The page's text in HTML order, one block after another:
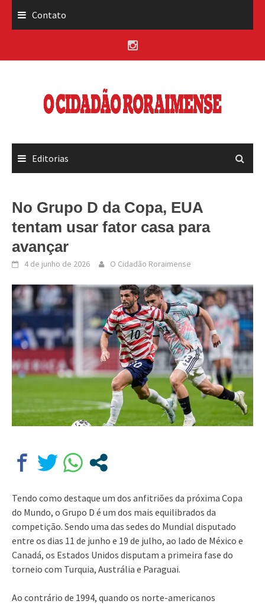
Contato
Editorias
No Grupo D da Copa, EUA
tentam usar fator casa para
avançar
4 de junho de 2026 O Cidadão Roraimense
Tendo como destaque um dos anfitriões da próxima Copa
do Mundo, o Grupo D é um dos mais equilibrados da
competição. Sendo uma das sedes do Mundial disputado
entre os dias 11 de junho e 19 de julho, ao lado de México e
Canadá, os Estados Unidos disputam a primeira fase do
torneio com Turquia, Austrália e Paraguai.
Ao contrário de 1994, quando os norte-americanos